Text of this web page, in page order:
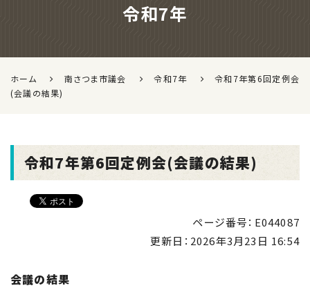
令和7年
ホーム 南さつま市議会 令和7年
令和7年第6回定例会
(会議の結果)
令和7年第6回定例会(会議の結果)
ページ番号：E044087
更新日： 2026年3月23日 16:54
会議の結果